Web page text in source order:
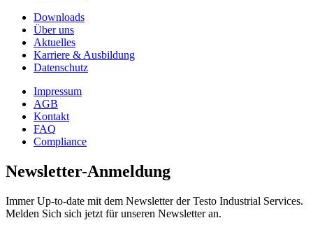
Downloads
Über uns
Aktuelles
Karriere & Ausbildung
Datenschutz
Impressum
AGB
Kontakt
FAQ
Compliance
Newsletter-Anmeldung
Immer Up-to-date mit dem Newsletter der Testo Industrial Services.
Melden Sich sich jetzt für unseren Newsletter an.